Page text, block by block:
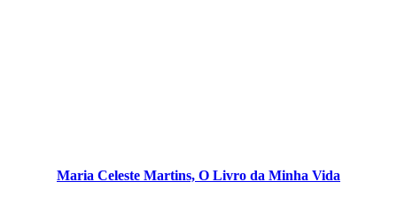
Maria Celeste Martins, O Livro da Minha Vida